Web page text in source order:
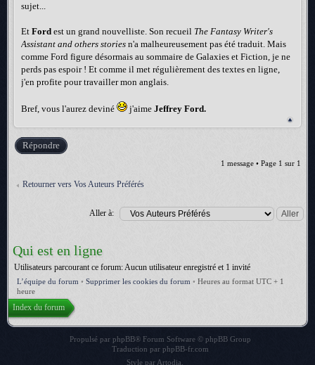
sujet...
Et Ford est un grand nouvelliste. Son recueil The Fantasy Writer's
Assistant and others stories n'a malheureusement pas été traduit. Mais
comme Ford figure désormais au sommaire de Galaxies et Fiction, je ne
perds pas espoir ! Et comme il met régulièrement des textes en ligne,
j'en profite pour travailler mon anglais.
Bref, vous l'aurez deviné j'aime Jeffrey Ford.
Répondre
1 message • Page 1 sur 1
Retourner vers Vos Auteurs Préférés
Aller à:
Qui est en ligne
Utilisateurs parcourant ce forum: Aucun utilisateur enregistré et 1 invité
L’équipe du forum • Supprimer les cookies du forum • Heures au format UTC + 1
heure
Index du forum
Propulsé par phpBB® Forum Software © phpBB Group
Traduction par phpBB-fr.com
Style par Artodia